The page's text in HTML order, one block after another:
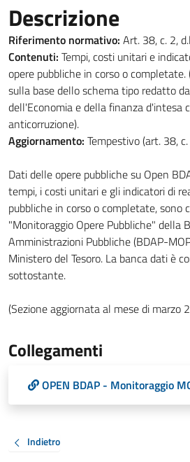
Descrizione
Riferimento normativo: Art. 38, c. 2,
Contenuti: Tempi, costi unitari e
opere pubbliche in corso o
sulla base dello schema tipo redatto
dell'Economia e della finanza d'intesa
anticorruzione).
Aggiornamento: Tempestivo (art. 38,
Dati delle opere pubbliche su Open
tempi, i costi unitari e gli indicatori di
pubbliche in corso o completate, sono
"Monitoraggio Opere Pubbliche" della
Amministrazioni Pubbliche (BDAP-
Ministero del Tesoro. La banca dati è
sottostante.
(Sezione aggiornata al mese di marzo
Collegamenti
OPEN BDAP - Monitoraggio
Indietro